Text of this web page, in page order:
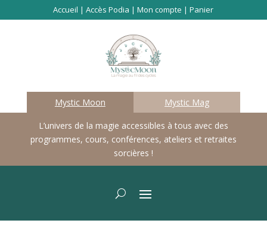
Accueil |Accès Podia |Mon compte |Panier
Mystic Moon Mystic Mag
L’univers de la magie accessibles à tous avec des
programmes, cours, conférences, ateliers et retraites
sorcières !